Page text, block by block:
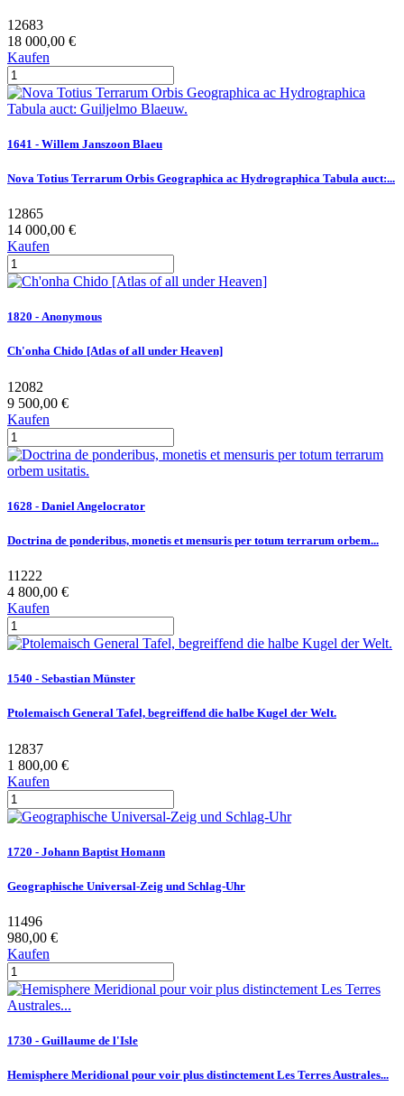
12683
18 000,00 €
Kaufen
1641 - Willem Janszoon Blaeu
Nova Totius Terrarum Orbis Geographica ac Hydrographica Tabula auct:...
12865
14 000,00 €
Kaufen
1820 - Anonymous
Ch'onha Chido [Atlas of all under Heaven]
12082
9 500,00 €
Kaufen
1628 - Daniel Angelocrator
Doctrina de ponderibus, monetis et mensuris per totum terrarum orbem...
11222
4 800,00 €
Kaufen
1540 - Sebastian Münster
Ptolemaisch General Tafel, begreiffend die halbe Kugel der Welt.
12837
1 800,00 €
Kaufen
1720 - Johann Baptist Homann
Geographische Universal-Zeig und Schlag-Uhr
11496
980,00 €
Kaufen
1730 - Guillaume de l'Isle
Hemisphere Meridional pour voir plus distinctement Les Terres Australes...